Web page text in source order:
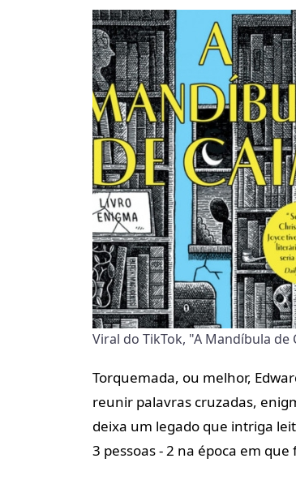
Viral do TikTok, "A Mandíbula
Torquemada, ou melhor,
reunir palavras cruzadas,
deixa um legado que intriga
3 pessoas - 2 na época em